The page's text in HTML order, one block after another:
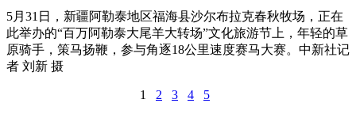
5月31日，新疆阿勒泰地区福海县沙尔布拉克春秋牧场，正在
此举办的“百万阿勒泰大尾羊大转场”文化旅游节上，年轻的草
原骑手，策马扬鞭，参与角逐18公里速度赛马大赛。中新社记
者 刘新 摄
1 2 3 4 5